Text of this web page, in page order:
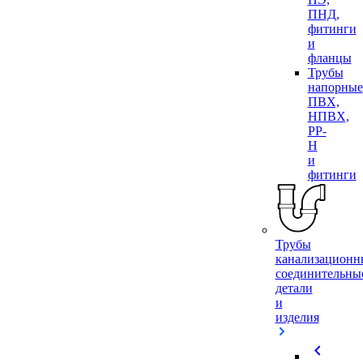
ПНД,
фитинги
и
фланцы
Трубы
напорные
ПВХ,
НПВХ,
PP-
H
и
фитинги
Трубы
детали
и
изделия
chevron_left